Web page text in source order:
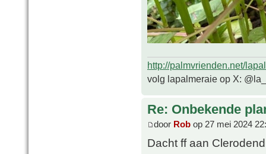
http://palmvrienden.net/
volg lapalmeraie op X:
Re: Onbekende
door Rob op 27 mei 2024
Dacht ff aan